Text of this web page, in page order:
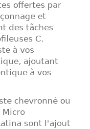
offertes par
et
des tâches
C.
à vos
ajoutant
à vos
chevronné ou
Micro
sont l'ajout